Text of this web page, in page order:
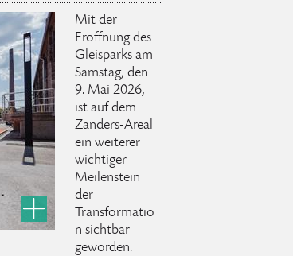
Mit der
Eröffnung des
Gleisparks am
Samstag, den
9. Mai 2026,
ist auf dem
Zanders-Areal
ein weiterer
wichtiger
Meilenstein
der
Transformatio
n sichtbar
geworden.